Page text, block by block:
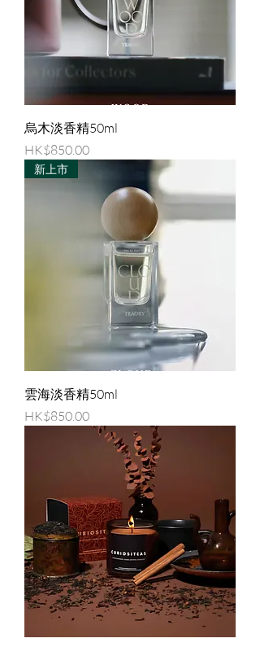
烏木淡香精50ml
價格
HK$850.00
新上市
雲海淡香精50ml
價格
HK$850.00